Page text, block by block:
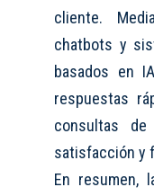
cliente.
chatbots y
basados en
respuestas
consultas
satisfacción y
En resumen,